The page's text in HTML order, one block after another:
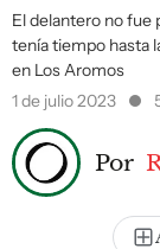
El delantero no fue
tenía tiempo hasta
en Los Aromos
1 de julio 2023
Por